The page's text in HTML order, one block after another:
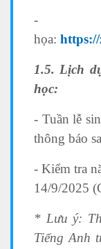
-
họa:
1.5. Lịch
học:
- Tuần lễ
thông báo
- Kiểm tra
14/9/2025
* Lưu ý:
Tiếng Anh